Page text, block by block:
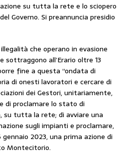
su tutta la rete e lo sciopero
Governo. Si preannuncia presidio
che operano in evasione
all’Erario oltre 13
fine a questa “ondata di
di onesti lavoratori e cercare di
dei Gestori, unitariamente,
di proclamare lo stato di
su tutta la rete; di avviare una
sugli impianti e proclamare,
2023, una prima azione di
Montecitorio.